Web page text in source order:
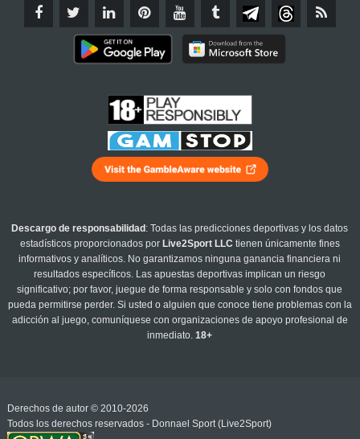
Descargo de responsabilidad : Todas las predicciones deportivas y los datos
estadísticos proporcionados por Live2Sport LLC tienen únicamente fines
informativos y analíticos. No garantizamos ninguna ganancia financiera ni
resultados específicos. Las apuestas deportivas implican un riesgo
significativo; por favor, juegue de forma responsable y solo con fondos que
pueda permitirse perder. Si usted o alguien que conoce tiene problemas con la
adicción al juego, comuníquese con organizaciones de apoyo profesional de
inmediato.18+
Derechos de autor © 2010-2026
Todos los derechos reservados - Donnael Sport (Live2Sport)